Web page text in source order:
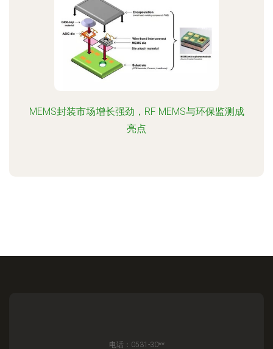
MEMS封装市场增长强劲，RF MEMS与环保监测成
亮点
电话：0531-30**